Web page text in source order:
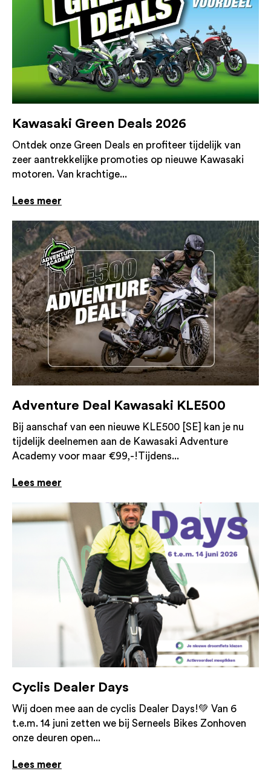
Kawasaki Green Deals 2026
Ontdek onze Green Deals en profiteer tijdelijk van
zeer aantrekkelijke promoties op nieuwe Kawasaki
motoren. Van krachtige...
Lees meer
Adventure Deal Kawasaki KLE500
Bij aanschaf van een nieuwe KLE500 [SE] kan je nu
tijdelijk deelnemen aan de Kawasaki Adventure
Academy voor maar €99,-!Tijdens...
Lees meer
Cyclis Dealer Days
Wij doen mee aan de cyclis Dealer Days!💚 Van 6
t.e.m. 14 juni zetten we bij Serneels Bikes Zonhoven
onze deuren open...
Lees meer